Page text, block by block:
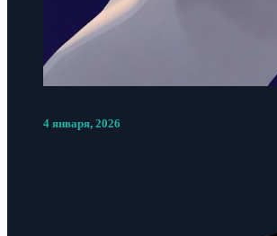
4 января, 2026